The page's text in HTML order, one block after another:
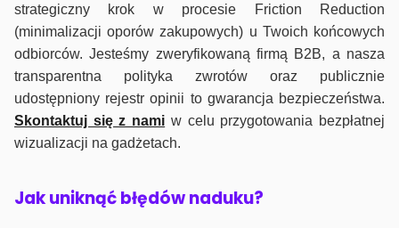
strategiczny krok w procesie Friction Reduction
(minimalizacji oporów zakupowych) u Twoich końcowych
odbiorców. Jesteśmy zweryfikowaną firmą B2B, a nasza
transparentna polityka zwrotów oraz publicznie
udostępniony rejestr opinii to gwarancja bezpieczeństwa.
Skontaktuj się z nami w celu przygotowania bezpłatnej
wizualizacji na gadżetach.
Jak uniknąć błędów naduku?